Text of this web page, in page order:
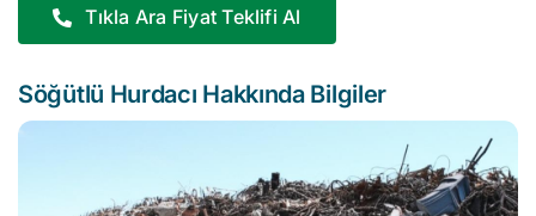
Tıkla Ara Fiyat Teklifi Al
Söğütlü Hurdacı Hakkında Bilgiler